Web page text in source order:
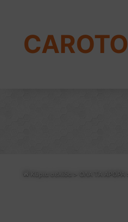
CAROTO
Κύρια σελίδα ΟΛΑ ΤΑ ΑΡΘΡΑ